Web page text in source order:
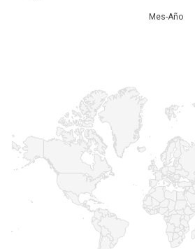
Mes-Año